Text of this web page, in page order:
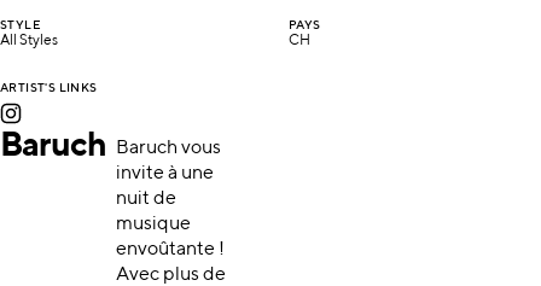
STYLE
All Styles
PAYS
CH
ARTIST'S LINKS
Baruch
Baruch vous
invite à une
nuit de
musique
envoûtante !
Avec plus de